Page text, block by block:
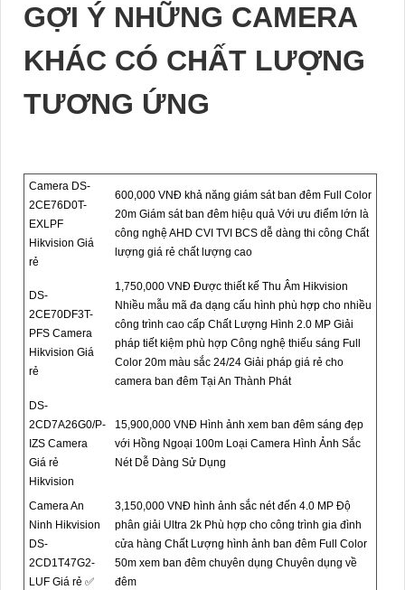
GỢI Ý NHỮNG CAMERA
KHÁC CÓ CHẤT LƯỢNG
TƯƠNG ỨNG
Camera DS-
2CE76D0T-
EXLPF
Hikvision Giá
rẻ
600,000 VNĐ khả năng giám sát ban đêm Full Color
20m Giám sát ban đêm hiệu quả Với ưu điểm lớn là
công nghệ AHD CVI TVI BCS dễ dàng thi công Chất
lượng giá rẻ chất lượng cao
DS-
2CE70DF3T-
PFS Camera
Hikvision Giá
rẻ
1,750,000 VNĐ Được thiết kế Thu Âm Hikvision
Nhiều mẫu mã đa dạng cấu hình phù hợp cho nhiều
công trình cao cấp Chất Lượng Hình 2.0 MP Giải
pháp tiết kiệm phù hợp Công nghệ thiếu sáng Full
Color 20m màu sắc 24/24 Giải pháp giá rẻ cho
camera ban đêm Tại An Thành Phát
DS-
2CD7A26G0/P-
IZS Camera
Giá rẻ
Hikvision
15,900,000 VNĐ Hình ảnh xem ban đêm sáng đẹp
với Hồng Ngoại 100m Loại Camera Hình Ảnh Sắc
Nét Dễ Dàng Sử Dụng
Camera An
Ninh Hikvision
DS-
2CD1T47G2-
LUF Giá rẻ ✅
3,150,000 VNĐ hình ảnh sắc nét đến 4.0 MP Độ
phân giải Ultra 2k Phù hợp cho công trình gia đình
cửa hàng Chất Lượng hình ảnh ban đêm Full Color
50m xem ban đêm chuyên dụng Chuyên dụng về
đêm